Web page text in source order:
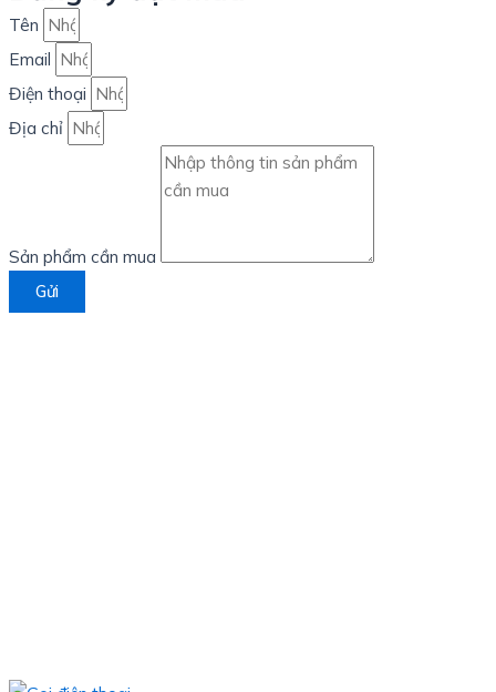
Tên
Email
Điện thoại
Địa chỉ
Sản phẩm cần mua
Gửi